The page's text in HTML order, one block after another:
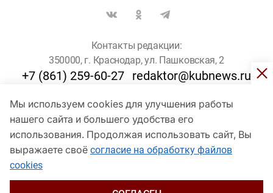
Мы используем cookies для улучшения работы
нашего сайта и большего удобства его
использования. Продолжая использовать сайт, Вы
выражаете своё согласие на обработку файлов
cookies
Контакты редакции:
350000, г. Краснодар, ул. Пашковская, 2
+7 (861) 259-60-27 redaktor@kubnews.ru
Для пользователей старше 16 лет
© Кубанские Новости, 2017
Сетевое издание «kubnews» зарегистрировано Федеральной
службой по надзору в сфере связи, информационных технологий
и массовых коммуникаций (Роскомнадзор). Регистрационный